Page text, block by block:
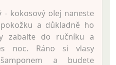
- kokosový olej naneste
a důkladně ho
zabalte do ručníku a
noc. Ráno si vlasy
a budete